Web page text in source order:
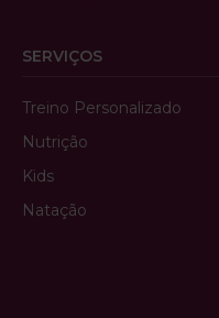
SERVIÇOS
Treino Personalizado
Nutrição
Kids
Natação